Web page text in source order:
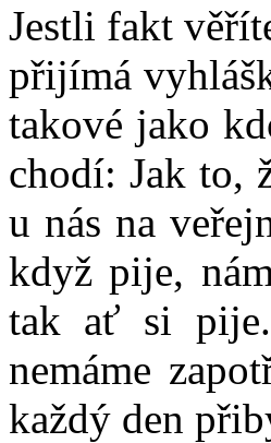
Jestli fakt
přijímá
takové jako
chodí: Jak to,
u nás na
když pije,
tak ať si
nemáme
každý den